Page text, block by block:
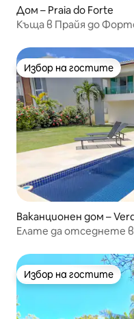
Дом – Praia do Forte
Къща в Прайя до
Избор на гостите
Избор на гостите
Ваканционен дом –
Елате да отседнете в
Избор на гостите
Избор на гостите